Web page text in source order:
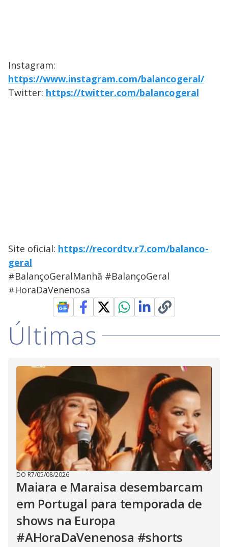
Instagram:
https://www.instagram.com/balancogeral/
Twitter: https://twitter.com/balancogeral
Site oficial: https://recordtv.r7.com/balanco-
geral
#BalançoGeralManhã #BalançoGeral
#HoraDaVenenosa
Últimas
DO R7/05/08/2026
Maiara e Maraisa desembarcam
em Portugal para temporada de
shows na Europa
#AHoraDaVenenosa #shorts